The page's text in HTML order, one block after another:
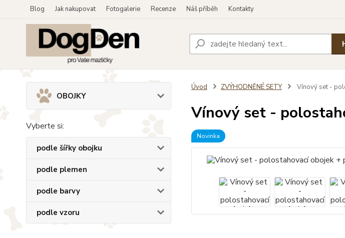
Blog Jak nakupovat Fotogalerie Recenze Náš příběh Kontakty
OBOJKY
Vyberte si:
podle šířky obojku
podle plemen
podle barvy
podle vzoru
Úvod ZVÝHODNĚNÉ SETY Vínový set -
Vínový set -
Novinka